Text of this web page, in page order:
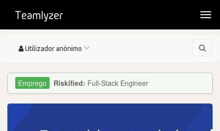
Toggle
Utilizador anónimo
Riskified: Full-Stack Engineer